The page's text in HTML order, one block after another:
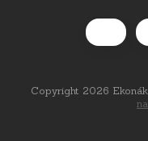
Copyright 2026